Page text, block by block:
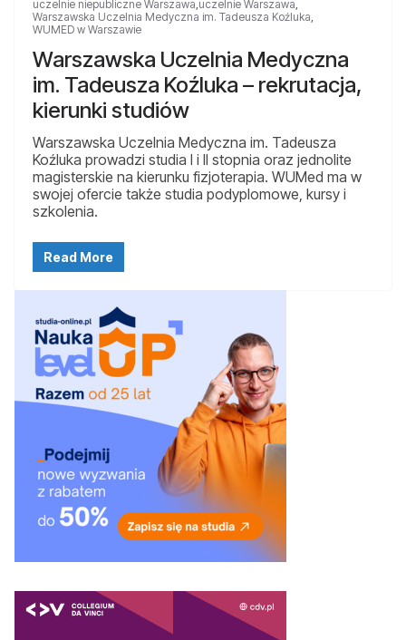
uczelnie niepubliczne Warszawa uczelnie Warszawa
Warszawska Uczelnia Medyczna im. Tadeusza Koźluka
WUMED w Warszawie
Warszawska Uczelnia Medyczna
im. Tadeusza Koźluka – rekrutacja,
kierunki studiów
Warszawska Uczelnia Medyczna im. Tadeusza
Koźluka prowadzi studia I i II stopnia oraz jednolite
magisterskie na kierunku fizjoterapia. WUMed ma w
swojej ofercie także studia podyplomowe, kursy i
szkolenia.
Read More